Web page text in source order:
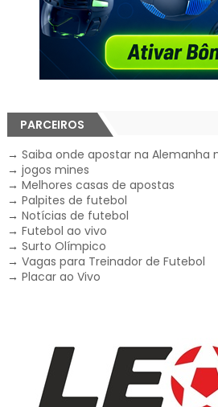
PARCEIROS
→ Saiba onde apostar na Alemanha
→ jogos mines
→ Melhores casas de apostas
→ Palpites de futebol
→ Notícias de futebol
→ Futebol ao vivo
→ Surto Olímpico
→ Vagas para Treinador de Futebol
→ Placar ao Vivo